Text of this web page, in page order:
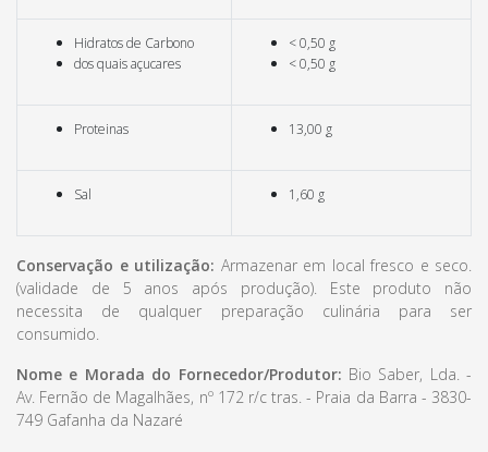
Hidratos de Carbono
dos quais açucares
< 0,50 g
< 0,50 g
Proteinas 13,00 g
Sal 1,60 g
Conservação e utilização: Armazenar em local fresco e seco.
(validade de 5 anos após produção). Este produto não
necessita de qualquer preparação culinária para ser
consumido.
Nome e Morada do Fornecedor/Produtor: Bio Saber, Lda. -
Av. Fernão de Magalhães, nº 172 r/c tras. - Praia da Barra - 3830-
749 Gafanha da Nazaré